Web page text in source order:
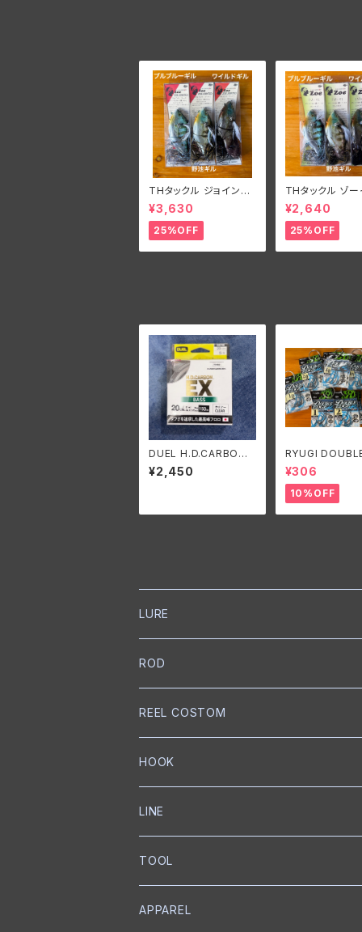
THタックル ジョイント
ゾーイ
¥3,630
25%OFF
THタックル ゾー
¥2,640
25%OFF
DUEL H.D.CARBON E
X BASS 20Lbs./デュ
エル HDカーボン EX
¥2,450
RYUGI
E/リューギ ダブ
ジ
¥306
10%OFF
LURE
NORIES
トップウォーター
クランクベイト
mibro
クランクベイト
NISHINE LURE WORKS
ミノー
リップレスクランク
BUMBLEBEE CUSTOM LURES
チャターベイト
Megabass
クランクベイト
KEITECH
ROD
NORIES
スピニングロッド
ベイトロッド
SLANG
スピニングロッド
GRASS ROOTS
ベイトキャスティングロッド
Out≒Law
ベイトキャスティング
DESIGNO
REEL COSTOM
GOLD Works
匠ベアリング
匠ブッシュ
GLITCH
グリス
オイル
mibro
ハンドルノブ
SHIMANO
HOOK
BKK
トレブルフック
シングルフック
ICHIKAWA FISHING
トレブルフック
RYUGI
LINE
SEAGUAR
フロロカーボン
SOLAROAM
TOOL
belmont
APPAREL